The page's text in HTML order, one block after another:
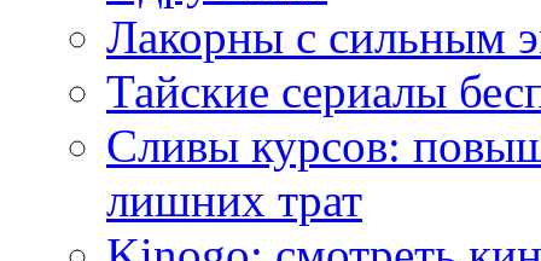
Лакорны с сильным
Тайские сериалы
Сливы курсов:
лишних трат